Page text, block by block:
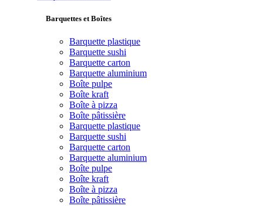
Barquettes et Boîtes
Barquette plastique
Barquette sushi
Barquette carton
Barquette aluminium
Boîte pulpe
Boîte kraft
Boîte à pizza
Boîte pâtissière
Barquette plastique
Barquette sushi
Barquette carton
Barquette aluminium
Boîte pulpe
Boîte kraft
Boîte à pizza
Boîte pâtissière